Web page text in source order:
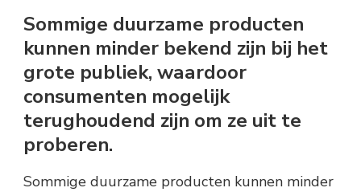
Sommige duurzame producten
kunnen minder bekend zijn bij het
grote publiek, waardoor
consumenten mogelijk
terughoudend zijn om ze uit te
proberen.
Sommige duurzame producten kunnen minder